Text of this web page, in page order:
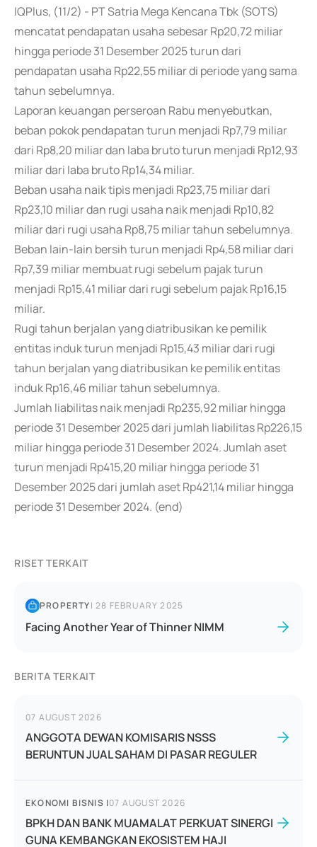
IQPlus, (11/2) - PT Satria Mega Kencana Tbk (SOTS)
mencatat pendapatan usaha sebesar Rp20,72 miliar
hingga periode 31 Desember 2025 turun dari
pendapatan usaha Rp22,55 miliar di periode yang sama
tahun sebelumnya.
Laporan keuangan perseroan Rabu menyebutkan,
beban pokok pendapatan turun menjadi Rp7,79 miliar
dari Rp8,20 miliar dan laba bruto turun menjadi Rp12,93
miliar dari laba bruto Rp14,34 miliar.
Beban usaha naik tipis menjadi Rp23,75 miliar dari
Rp23,10 miliar dan rugi usaha naik menjadi Rp10,82
miliar dari rugi usaha Rp8,75 miliar tahun sebelumnya.
Beban lain-lain bersih turun menjadi Rp4,58 miliar dari
Rp7,39 miliar membuat rugi sebelum pajak turun
menjadi Rp15,41 miliar dari rugi sebelum pajak Rp16,15
miliar.
Rugi tahun berjalan yang diatribusikan ke pemilik
entitas induk turun menjadi Rp15,43 miliar dari rugi
tahun berjalan yang diatribusikan ke pemilik entitas
induk Rp16,46 miliar tahun sebelumnya.
Jumlah liabilitas naik menjadi Rp235,92 miliar hingga
periode 31 Desember 2025 dari jumlah liabilitas Rp226,15
miliar hingga periode 31 Desember 2024. Jumlah aset
turun menjadi Rp415,20 miliar hingga periode 31
Desember 2025 dari jumlah aset Rp421,14 miliar hingga
periode 31 Desember 2024. (end)
RISET TERKAIT
PROPERTY|28 FEBRUARY 2025
Facing Another Year of Thinner NIMM
BERITA TERKAIT
07 AUGUST 2026
ANGGOTA DEWAN KOMISARIS NSSS
BERUNTUN JUAL SAHAM DI PASAR REGULER
EKONOMI BISNIS |07 AUGUST 2026
BPKH DAN BANK MUAMALAT PERKUAT SINERGI
GUNA KEMBANGKAN EKOSISTEM HAJI